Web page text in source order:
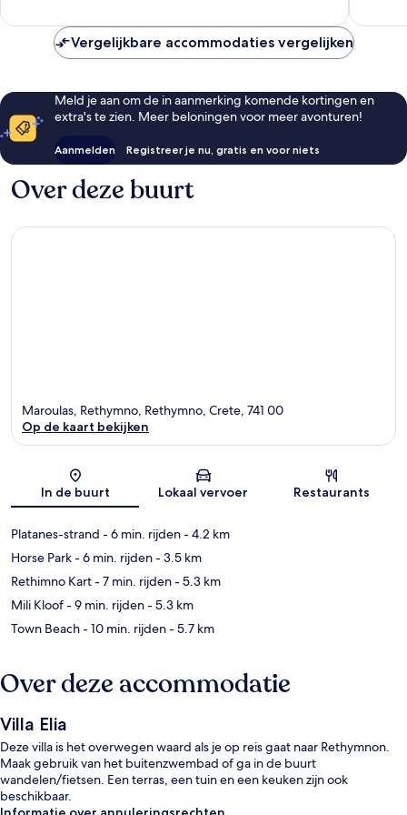
Vergelijkbare accommodaties vergelijken
Meld je aan om de in aanmerking komende kortingen en
extra's te zien. Meer beloningen voor meer avonturen!
Aanmelden Registreer je nu, gratis en voor niets
Over deze buurt
Kaart
Maroulas, Rethymno, Rethymno, Crete, 741 00
Op de kaart bekijken
In de buurt Lokaal vervoer Restaurants
Platanes-strand - 6 min. rijden- 4.2 km
Horse Park- 6 min. rijden- 3.5 km
Rethimno Kart- 7 min. rijden- 5.3 km
Mili Kloof- 9 min. rijden- 5.3 km
Town Beach- 10 min. rijden- 5.7 km
Over deze accommodatie
Villa Elia
Deze villa is het overwegen waard als je op reis gaat naar Rethymnon.
Maak gebruik van het buitenzwembad of ga in de buurt
wandelen/fietsen. Een terras, een tuin en een keuken zijn ook
beschikbaar.